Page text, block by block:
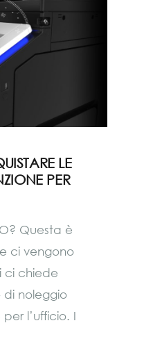
LE
PER
Questa è
ci vengono
ci chiede
di noleggio
l’ufficio. I